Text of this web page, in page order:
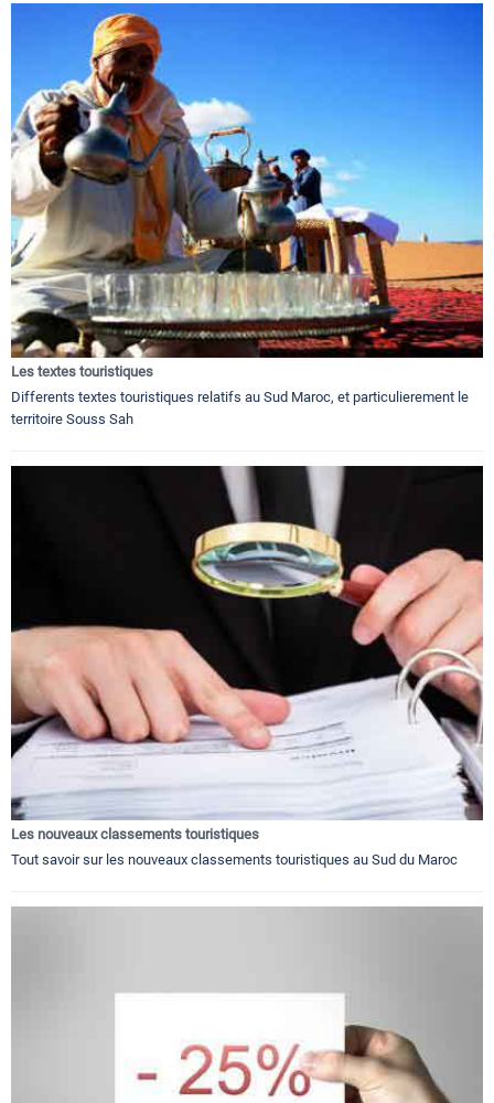
Les textes touristiques
Differents textes touristiques relatifs au Sud Maroc, et particulierement le
territoire Souss Sah
Les nouveaux classements touristiques
Tout savoir sur les nouveaux classements touristiques au Sud du Maroc